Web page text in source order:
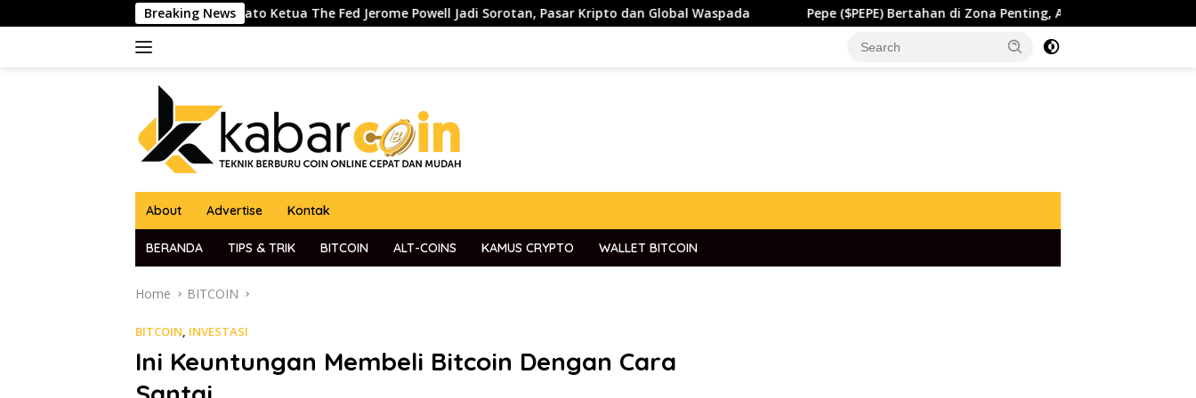
to
Breaking News
Pidato Ketua The Fed Jerome Powell Jadi Sorotan, Pasar Kripto dan Global Waspada Pepe ($PEPE) Bertahan di Zona Penting, Akankah Memicu Lonjakan Baru?
About Advertise Kontak
BERANDA TIPS & TRIK BITCOIN ALT-COINS KAMUS CRYPTO WALLET BITCOIN
Home BITCOIN
BITCOIN, INVESTASI
Ini Keuntungan Membeli Bitcoin Dengan Cara